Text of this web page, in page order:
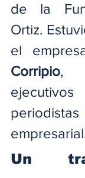
de la
Ortiz.
el
Corripio,
Un